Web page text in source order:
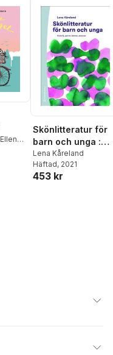
Ellen
Skönlitteratur för
barn och unga :
historik, genrer,
termer, analyser
Lena Kåreland
Häftad, 2021
453 kr